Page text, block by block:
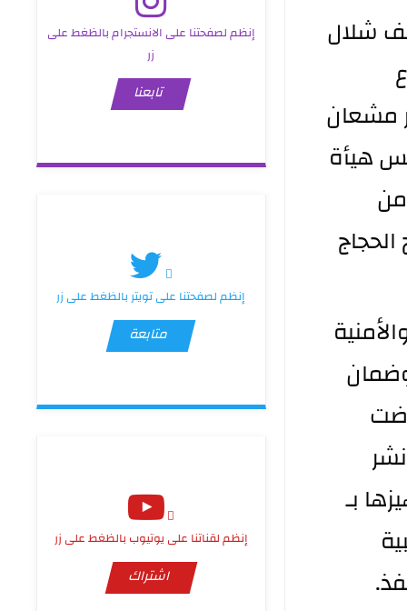
المراكز والمفارز الصحية وسيارات الإسعاف وتجهيزها بـ
إنظم لصفحتنا على الانستجرام بالظغط على
زر
تابعنا
إنظم لصفحتنا على تويتر بالظغط على زر
متابعة
إنظم لقناتنا على يوتيوب بالظغط على زر
اشتراك